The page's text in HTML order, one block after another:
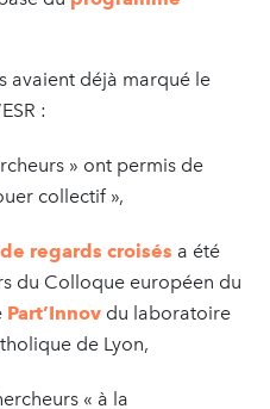
avaient déjà marqué le
:
» ont permis de
collectif »,
regards croisés a été
du Colloque européen du
Part’Innov du laboratoire
de Lyon,
« à la